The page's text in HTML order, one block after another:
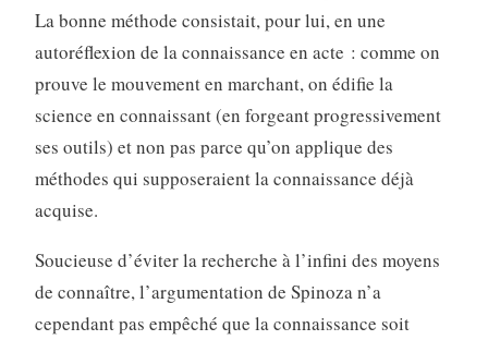
La bonne méthode consistait, pour lui, en une
autoréflexion de la connaissance en acte : comme on
prouve le mouvement en marchant, on édifie la
science en connaissant (en forgeant progressivement
ses outils) et non pas parce qu’on applique des
méthodes qui supposeraient la connaissance déjà
acquise.
Soucieuse d’éviter la recherche à l’infini des moyens
de connaître, l’argumentation de Spinoza n’a
cependant pas empêché que la connaissance soit